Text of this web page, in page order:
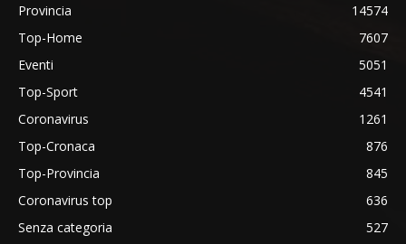
Provincia
14574
Top-Home
7607
Eventi
5051
Top-Sport
4541
Coronavirus
1261
Top-Cronaca
876
Top-Provincia
845
Coronavirus top
636
Senza categoria
527